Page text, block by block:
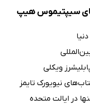
سیپتیموس هیپ
ویکلی
نیویورک‌ تایمز
در ایالت متحده